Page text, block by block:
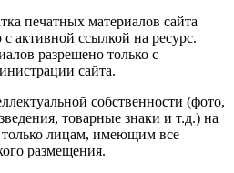
печатных материалов сайта
активной ссылкой на ресурс.
разрешено только с
сайта.
собственности (фото,
товарные знаки и т.д.) на
только лицам, имеющим все
размещения.